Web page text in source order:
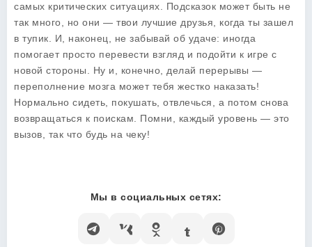
самых критических ситуациях. Подсказок может быть не
так много, но они — твои лучшие друзья, когда ты зашел
в тупик. И, наконец, не забывай об удаче: иногда
помогает просто перевести взгляд и подойти к игре с
новой стороны. Ну и, конечно, делай перерывы —
переполнение мозга может тебя жестко наказать!
Нормально сидеть, покушать, отвлечься, а потом снова
возвращаться к поискам. Помни, каждый уровень — это
вызов, так что будь на чеку!
Мы в социальных сетях: